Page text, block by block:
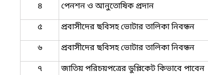
৪
পেনশন ও আনুতোষিক প্রদান
৫
প্রবাসীদের ছবিসহ ভোটার তালিকা নিবন্ধন
৬
প্রবাসীদের ছবিসহ ভোটার তালিকা নিবন্ধন
৭
জাতিয় পরিচয়পত্রের ডুপ্লিকেট কিভাবে পাবেন